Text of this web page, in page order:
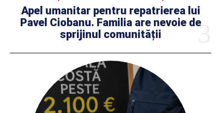
Apel umanitar pentru repatrierea lui
Pavel Ciobanu. Familia are nevoie de
sprijinul comunității